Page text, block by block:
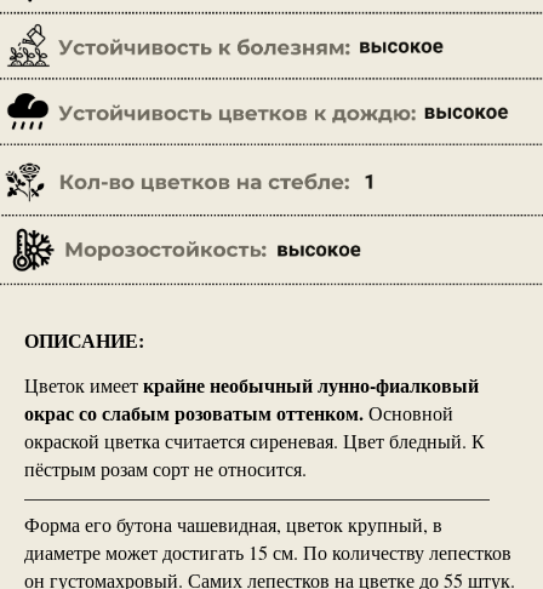
ОПИСАНИЕ:
Цветок имееткрайне необычный лунно-фиалковый
окрас со слабым розоватым оттенком.Основной
окраской цветка считается сиреневая. Цвет бледный. К
пёстрым розам сорт не относится.
————————————————————————
Форма его бутона чашевидная, цветок крупный, в
диаметре может достигать 15 см. По количеству лепестков
он густомахровый. Самих лепестков на цветке до 55 штук.